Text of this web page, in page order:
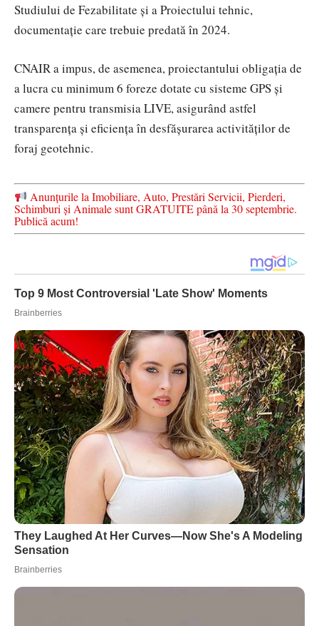
Studiului de Fezabilitate și a Proiectului tehnic,
documentație care trebuie predată în 2024.
CNAIR a impus, de asemenea, proiectantului obligația de
a lucra cu minimum 6 foreze dotate cu sisteme GPS și
camere pentru transmisia LIVE, asigurând astfel
transparența și eficiența în desfășurarea activităților de
foraj geotehnic.
Anunțurile la Imobiliare, Auto, Prestări Servicii, Pierderi,
Schimburi și Animale sunt GRATUITE până la 30 septembrie.
Publică acum!